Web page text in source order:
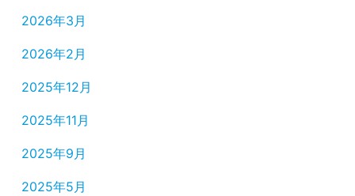
2026年3月
2026年2月
2025年12月
2025年11月
2025年9月
2025年5月